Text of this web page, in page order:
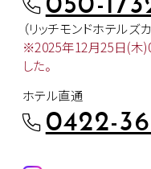
050-
（リッチモンドホテルズ
※2025年12月25日(木
した。
ホテル直通
0422-